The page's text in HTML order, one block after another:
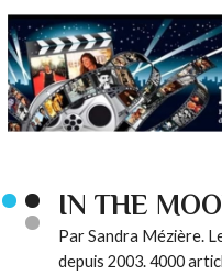
IN THE
Par Sandra Mézière.
depuis 2003. 4000